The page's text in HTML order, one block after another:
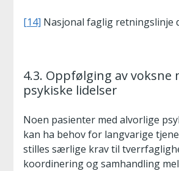
[14] Nasjonal faglig retningslinje
4.3. Oppfølging av voksne
psykiske lidelser
Noen pasienter med alvorlige
kan ha behov for langvarige
stilles særlige krav til
koordinering og samhandling